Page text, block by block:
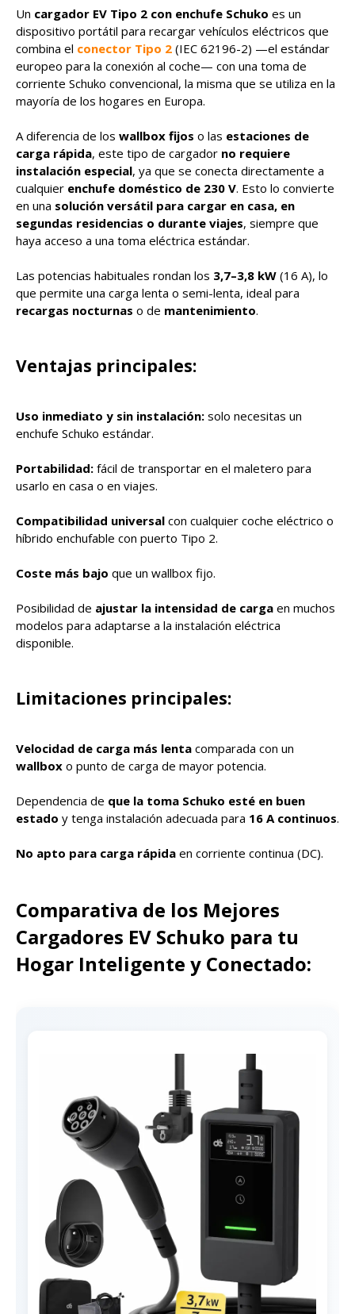
Un cargador EV Tipo 2 con enchufe Schuko es un
dispositivo portátil para recargar vehículos eléctricos que
combina el conector Tipo 2 (IEC 62196-2) —el estándar
europeo para la conexión al coche— con una toma de
corriente Schuko convencional, la misma que se utiliza en la
mayoría de los hogares en Europa.
A diferencia de los wallbox fijos o las estaciones de
carga rápida, este tipo de cargador no requiere
instalación especial, ya que se conecta directamente a
cualquier enchufe doméstico de 230 V. Esto lo convierte
en una solución versátil para cargar en casa, en
segundas residencias o durante viajes, siempre que
haya acceso a una toma eléctrica estándar.
Las potencias habituales rondan los 3,7–3,8 kW (16 A), lo
que permite una carga lenta o semi-lenta, ideal para
recargas nocturnas o de mantenimiento.
Ventajas principales:
Uso inmediato y sin instalación: solo necesitas un
enchufe Schuko estándar.
Portabilidad: fácil de transportar en el maletero para
usarlo en casa o en viajes.
Compatibilidad universal con cualquier coche eléctrico o
híbrido enchufable con puerto Tipo 2.
Coste más bajo que un wallbox fijo.
Posibilidad de ajustar la intensidad de carga en muchos
modelos para adaptarse a la instalación eléctrica
disponible.
Limitaciones principales:
Velocidad de carga más lenta comparada con un
wallbox o punto de carga de mayor potencia.
Dependencia de que la toma Schuko esté en buen
estado y tenga instalación adecuada para 16 A continuos.
No apto para carga rápida en corriente continua (DC).
Comparativa de los Mejores
Cargadores EV Schuko para tu
Hogar Inteligente y Conectado: